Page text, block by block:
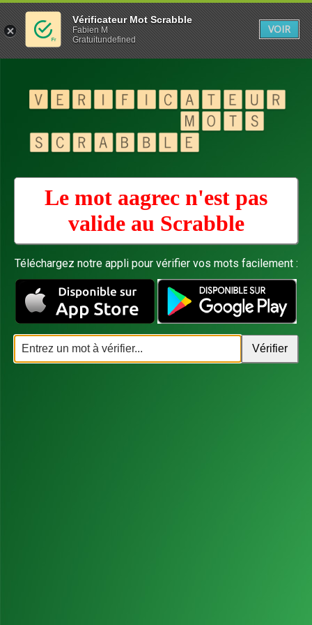
Le mot aagrec n'est pas
valide au Scrabble
Téléchargez notre appli pour vérifier vos mots facilement :
Vérificateur Mot Scrabble
Fabien M
Gratuitundefined
VOIR